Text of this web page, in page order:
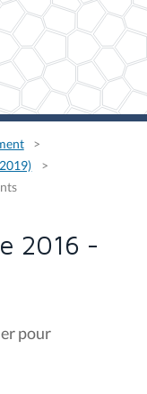
2016 -
pour